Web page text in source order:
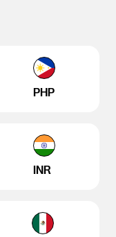
PHP
INR